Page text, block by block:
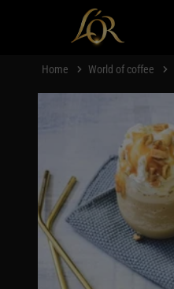
Home World of coffee